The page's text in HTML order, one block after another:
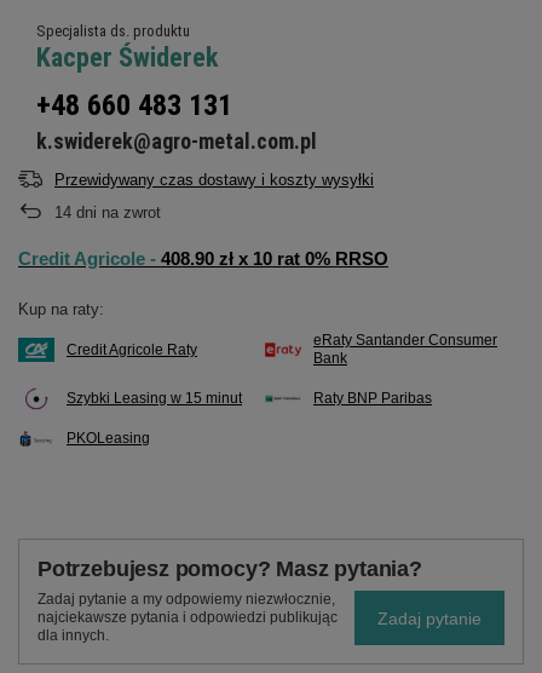
Specjalista ds. produktu
Kacper Świderek
+48 660 483 131
k.swiderek@agro-metal.com.pl
Przewidywany czas dostawy i koszty wysyłki
14 dni na zwrot
Credit Agricole - 408.90 zł x 10 rat 0% RRSO
Kup na raty:
Credit Agricole Raty
eRaty Santander Consumer
Bank
Szybki Leasing w 15 minut Raty BNP Paribas
PKOLeasing
Potrzebujesz pomocy? Masz pytania?
Zadaj pytanie a my odpowiemy niezwłocznie,
najciekawsze pytania i odpowiedzi publikując
dla innych.
Zadaj pytanie